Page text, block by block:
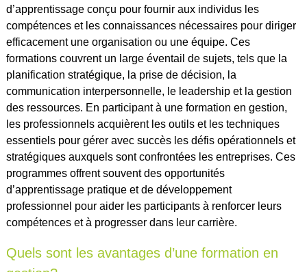
d’apprentissage conçu pour fournir aux individus les
compétences et les connaissances nécessaires pour diriger
efficacement une organisation ou une équipe. Ces
formations couvrent un large éventail de sujets, tels que la
planification stratégique, la prise de décision, la
communication interpersonnelle, le leadership et la gestion
des ressources. En participant à une formation en gestion,
les professionnels acquièrent les outils et les techniques
essentiels pour gérer avec succès les défis opérationnels et
stratégiques auxquels sont confrontées les entreprises. Ces
programmes offrent souvent des opportunités
d’apprentissage pratique et de développement
professionnel pour aider les participants à renforcer leurs
compétences et à progresser dans leur carrière.
Quels sont les avantages d’une formation en